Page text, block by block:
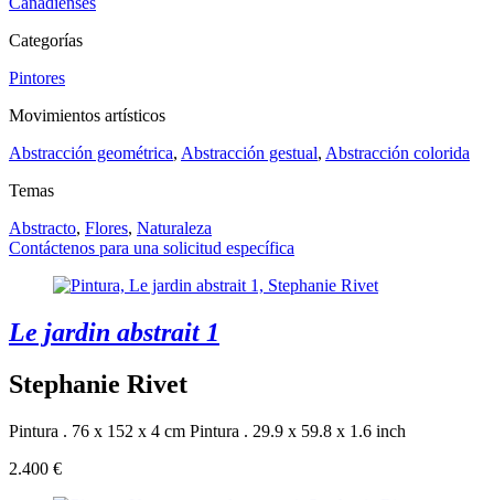
Categorías
Pintores
Movimientos artísticos
Abstracción geométrica, Abstracción gestual, Abstracción colorida
Temas
Abstracto, Flores, Naturaleza
Contáctenos para una solicitud específica
Le jardin abstrait 1
Stephanie Rivet
Pintura . 76 x 152 x 4 cm Pintura . 29.9 x 59.8 x 1.6 inch
2.400 €